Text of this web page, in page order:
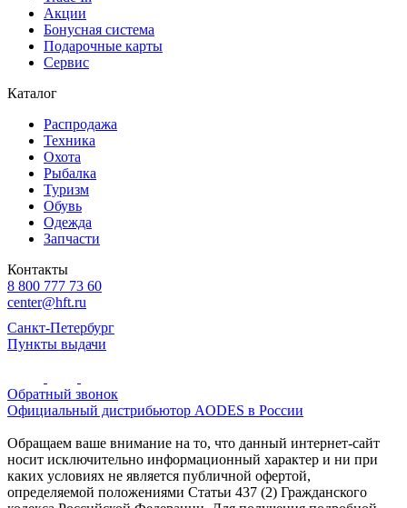
Акции
Бонусная система
Подарочные карты
Сервис
Каталог
Распродажа
Техника
Охота
Рыбалка
Туризм
Обувь
Одежда
Запчасти
Контакты
8 800 777 73 60
center@hft.ru
Санкт-Петербург
Пункты выдачи
Обратный звонок
Официальный дистрибьютор AODES в России
Обращаем ваше внимание на то, что данный интернет-сайт
носит исключительно информационный характер и ни при
каких условиях не является публичной офертой,
определяемой положениями Статьи 437 (2) Гражданского